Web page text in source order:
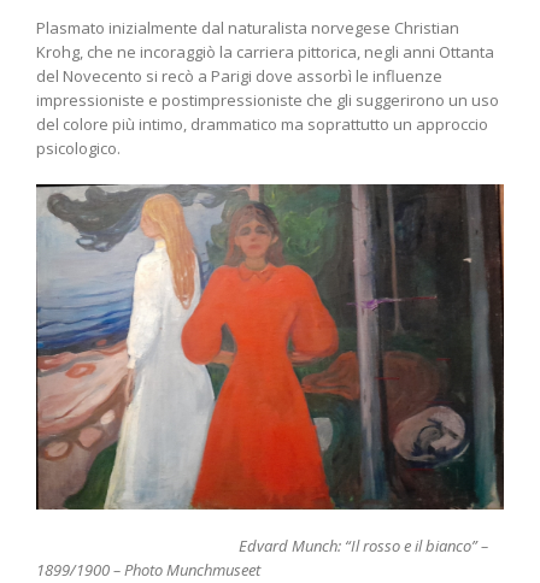
Plasmato inizialmente dal naturalista norvegese Christian
Krohg, che ne incoraggiò la carriera pittorica, negli anni Ottanta
del Novecento si recò a Parigi dove assorbì le influenze
impressioniste e postimpressioniste che gli suggerirono un uso
del colore più intimo, drammatico ma soprattutto un approccio
psicologico.
Edvard Munch: “Il rosso e il bianco” –
1899/1900 – Photo Munchmuseet